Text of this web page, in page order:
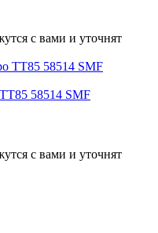
с вами и уточнят
58514 SMF
с вами и уточнят